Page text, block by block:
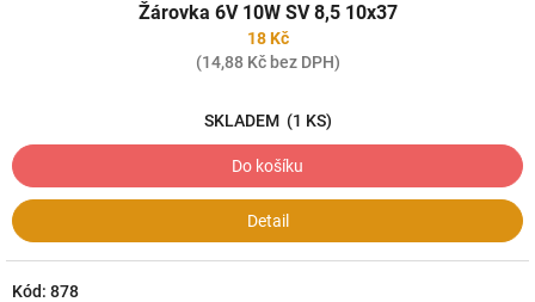
Žárovka 6V 10W SV 8,5 10x37
18 Kč
(14,88 Kč bez DPH)
SKLADEM (1 KS)
Do košíku
Detail
Kód: 878